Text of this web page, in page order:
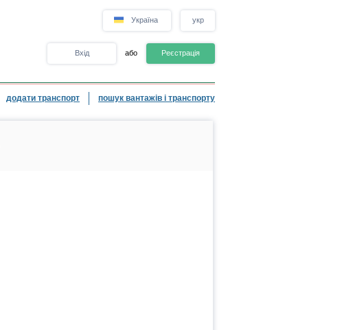
Україна укр
Вхід або Реєстрація
додати транспорт пошук вантажів і транспорту